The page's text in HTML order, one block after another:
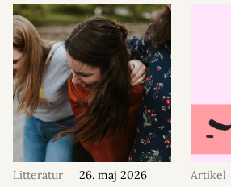
Litteratur 26. maj 2026 Artikel